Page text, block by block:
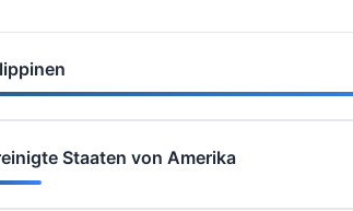
Staaten von Amerika